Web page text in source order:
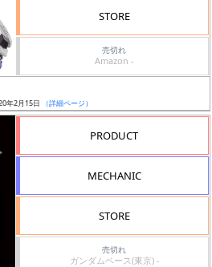
STORE
売切れ
Amazon -
年2月15日 （詳細ページ）
PRODUCT
MECHANIC
STORE
売切れ
ガンダムベース(東京) -